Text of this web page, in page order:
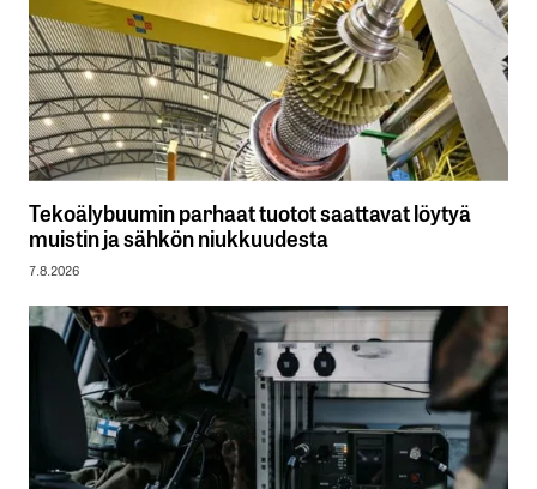
Tekoälybuumin parhaat tuotot saattavat löytyä
muistin ja sähkön niukkuudesta
7.8.2026